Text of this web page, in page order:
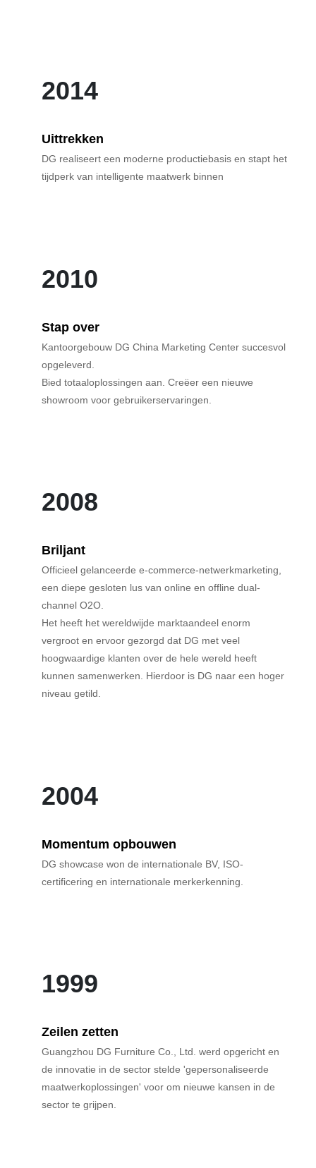
2014
Uittrekken
DG realiseert een moderne productiebasis en stapt het
tijdperk van intelligente maatwerk binnen
2010
Stap over
Kantoorgebouw DG China Marketing Center succesvol
opgeleverd.
Bied totaaloplossingen aan. Creëer een nieuwe
showroom voor gebruikerservaringen.
2008
Briljant
Officieel gelanceerde e-commerce-netwerkmarketing,
een diepe gesloten lus van online en offline dual-
channel O2O.
Het heeft het wereldwijde marktaandeel enorm
vergroot en ervoor gezorgd dat DG met veel
hoogwaardige klanten over de hele wereld heeft
kunnen samenwerken. Hierdoor is DG naar een hoger
niveau getild.
2004
Momentum opbouwen
DG showcase won de internationale BV, ISO-
certificering en internationale merkerkenning.
1999
Zeilen zetten
Guangzhou DG Furniture Co., Ltd. werd opgericht en
de innovatie in de sector stelde 'gepersonaliseerde
maatwerkoplossingen' voor om nieuwe kansen in de
sector te grijpen.